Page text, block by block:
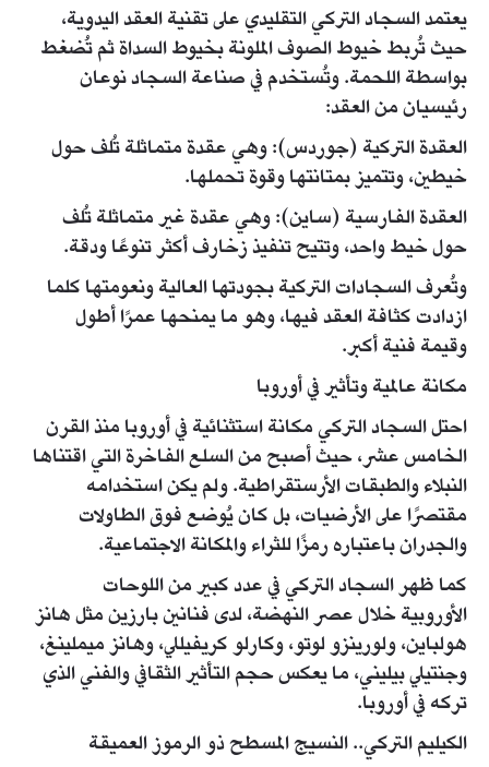
يعتمد السجاد التركي التقليدي على تقنية العقد اليدوية،
حيث تُربط خيوط الصوف الملونة بخيوط السداة ثم تُضغط
بواسطة اللحمة. وتُستخدم في صناعة السجاد نوعان
رئيسيان من العقد:
العقدة التركية (جوردس): وهي عقدة متماثلة تُلف حول
خيطين، وتتميز بمتانتها وقوة تحملها.
العقدة الفارسية (ساين): وهي عقدة غير متماثلة تُلف
حول خيط واحد، وتتيح تنفيذ زخارف أكثر تنوعًا ودقة.
وتُعرف السجادات التركية بجودتها العالية ونعومتها كلما
ازدادت كثافة العقد فيها، وهو ما يمنحها عمرًا أطول
وقيمة فنية أكبر.
مكانة عالمية وتأثير في أوروبا
احتل السجاد التركي مكانة استثنائية في أوروبا منذ القرن
الخامس عشر، حيث أصبح من السلع الفاخرة التي اقتناها
النبلاء والطبقات الأرستقراطية. ولم يكن استخدامه
مقتصرًا على الأرضيات، بل كان يُوضع فوق الطاولات
والجدران باعتباره رمزًا للثراء والمكانة الاجتماعية.
كما ظهر السجاد التركي في عدد كبير من اللوحات
الأوروبية خلال عصر النهضة، لدى فنانين بارزين مثل هانز
هولباين، ولورينزو لوتو، وكارلو كريفيللي، وهانز ميملينغ،
وجنتيلي بيليني، ما يعكس حجم التأثير الثقافي والفني الذي
تركه في أوروبا.
الكيليم التركي.. النسيج المسطح ذو الرموز العميقة